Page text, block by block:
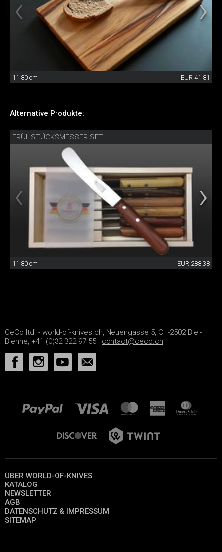
11.80 cm EUR 41.81
Alternative Produkte:
FRÜHSTÜCKSMESSER SET
11.80 cm EUR 288.38
CeCo ltd. - world-of-knives.ch, Neuengasse 5, CH-2502 Biel-
Bienne, +41 (0)32 322 97 55 | contact@ceco.ch
ÜBER WORLD-OF-KNIVES
KATALOG
NEWSLETTER
AGB
DATENSCHUTZ & IMPRESSUM
SITEMAP